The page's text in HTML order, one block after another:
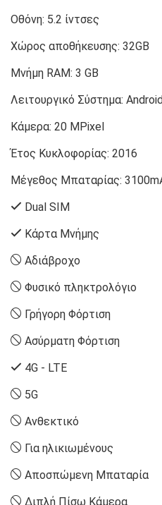
Οθόνη: 5.2 ίντσες
Χώρος αποθήκευσης: 32GB
Μνήμη RAM: 3 GB
Λειτουργικό Σύστημα:
Κάμερα: 20 MPixel
Έτος Κυκλοφορίας: 2016
Μέγεθος Μπαταρίας:
Dual SIM
Κάρτα Μνήμης
Αδιάβροχο
Φυσικό πληκτρολόγιο
Γρήγορη Φόρτιση
Ασύρματη Φόρτιση
4G - LTE
5G
Ανθεκτικό
Για ηλικιωμένους
Αποσπώμενη Μπαταρία
Διπλή Πίσω Κάμερα